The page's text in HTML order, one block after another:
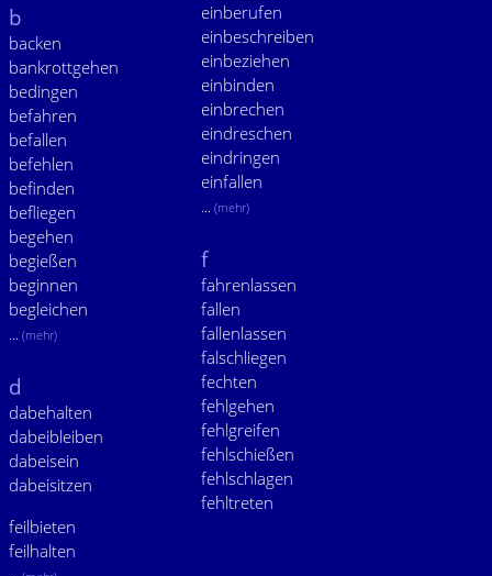
b
backen
bankrottgehen
bedingen
befahren
befallen
befehlen
befinden
befliegen
begehen
begießen
beginnen
begleichen
... (mehr)
d
dabehalten
dabeibleiben
dabeisein
dabeisitzen
einberufen
einbeschreiben
einbeziehen
einbinden
einbrechen
eindreschen
eindringen
einfallen
... (mehr)
f
fahrenlassen
fallen
fallenlassen
falschliegen
fechten
fehlgehen
fehlgreifen
fehlschießen
fehlschlagen
fehltreten
feilbieten
feilhalten